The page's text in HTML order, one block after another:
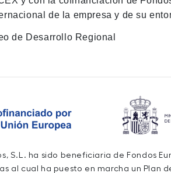
de la empresa y de su
de Desarrollo Regional
S.L. ha sido beneficiaria de Fondos
al cual ha puesto en marcha un